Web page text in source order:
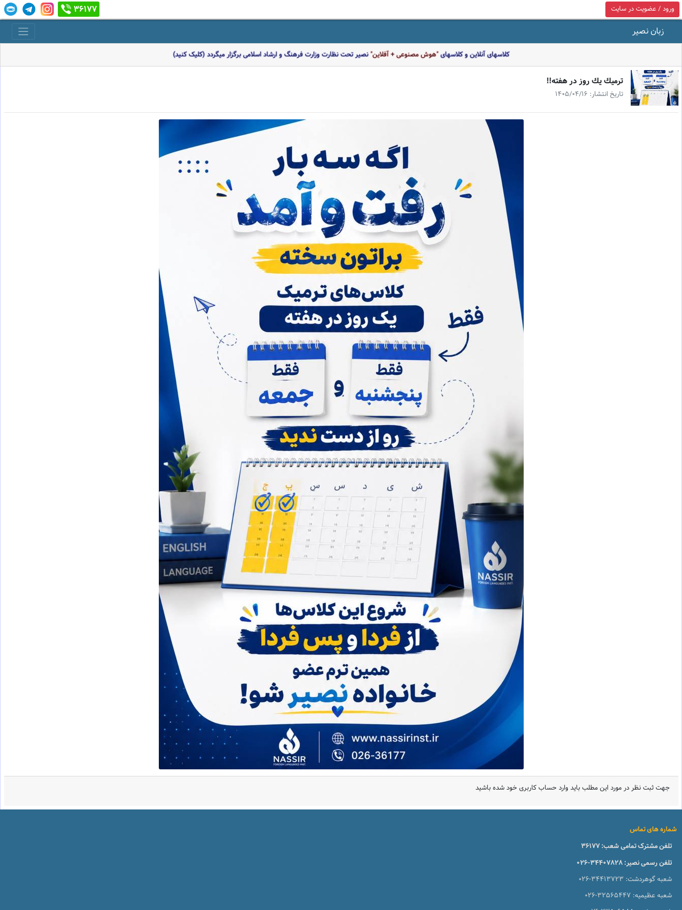
ورود / عضویت در سایت 36177
زبان نصیر
کلاسهای آنلاین و کلاسهای"هوش مصنوعی + آفلاین"نصیر تحت نظارت وزارت فرهنگ و ارشاد اسلامی برگزار میگردد (کلیک کنید)
ترميك يك روز در هفته!!
تاریخ انتشار: 1405/04/16
جهت ثبت نظر در مورد این مطلب باید وارد حساب کاربری خود شده باشید
شماره های تماس
تلفن مشترک تمامی شعب:36177
تلفن رسمی نصیر:026-34407828
شعبه گوهردشت: 026-34413723
شعبه عظیمیه: 026-32565447